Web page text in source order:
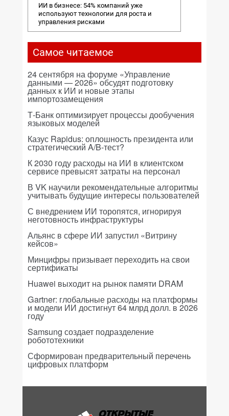
ИИ в бизнесе: 54% компаний уже
используют технологии для роста и
управления рисками
Самое читаемое
24 сентября на форуме «Управление
данными — 2026» обсудят подготовку
данных к ИИ и новые этапы
импортозамещения
Т-Банк оптимизирует процессы дообучения
языковых моделей
Казус Rapidus: оплошность президента или
стратегический A/B-тест?
К 2030 году расходы на ИИ в клиентском
сервисе превысят затраты на персонал
В VK научили рекомендательные алгоритмы
учитывать будущие интересы пользователей
С внедрением ИИ торопятся, игнорируя
неготовность инфраструктуры
Альянс в сфере ИИ запустил «Витрину
кейсов»
Минцифры призывает переходить на свои
сертификаты
Huawei выходит на рынок памяти DRAM
Gartner: глобальные расходы на платформы
и модели ИИ достигнут 64 млрд долл. в 2026
году
Samsung создает подразделение
робототехники
Сформирован предварительный перечень
цифровых платформ